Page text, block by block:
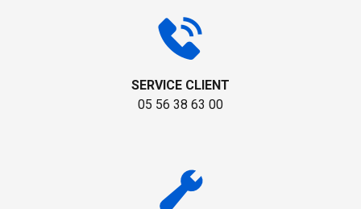
SERVICE CLIENT
05 56 38 63 00